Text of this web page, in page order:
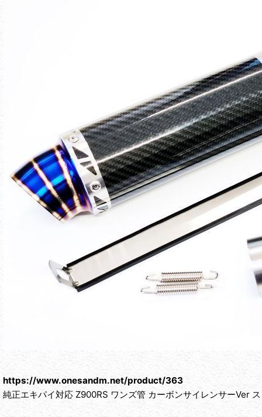
https://www.onesandm.net/product/363
純正エキパイ対応 Z900RS ワンズ管 カーボンサイレンサーVer